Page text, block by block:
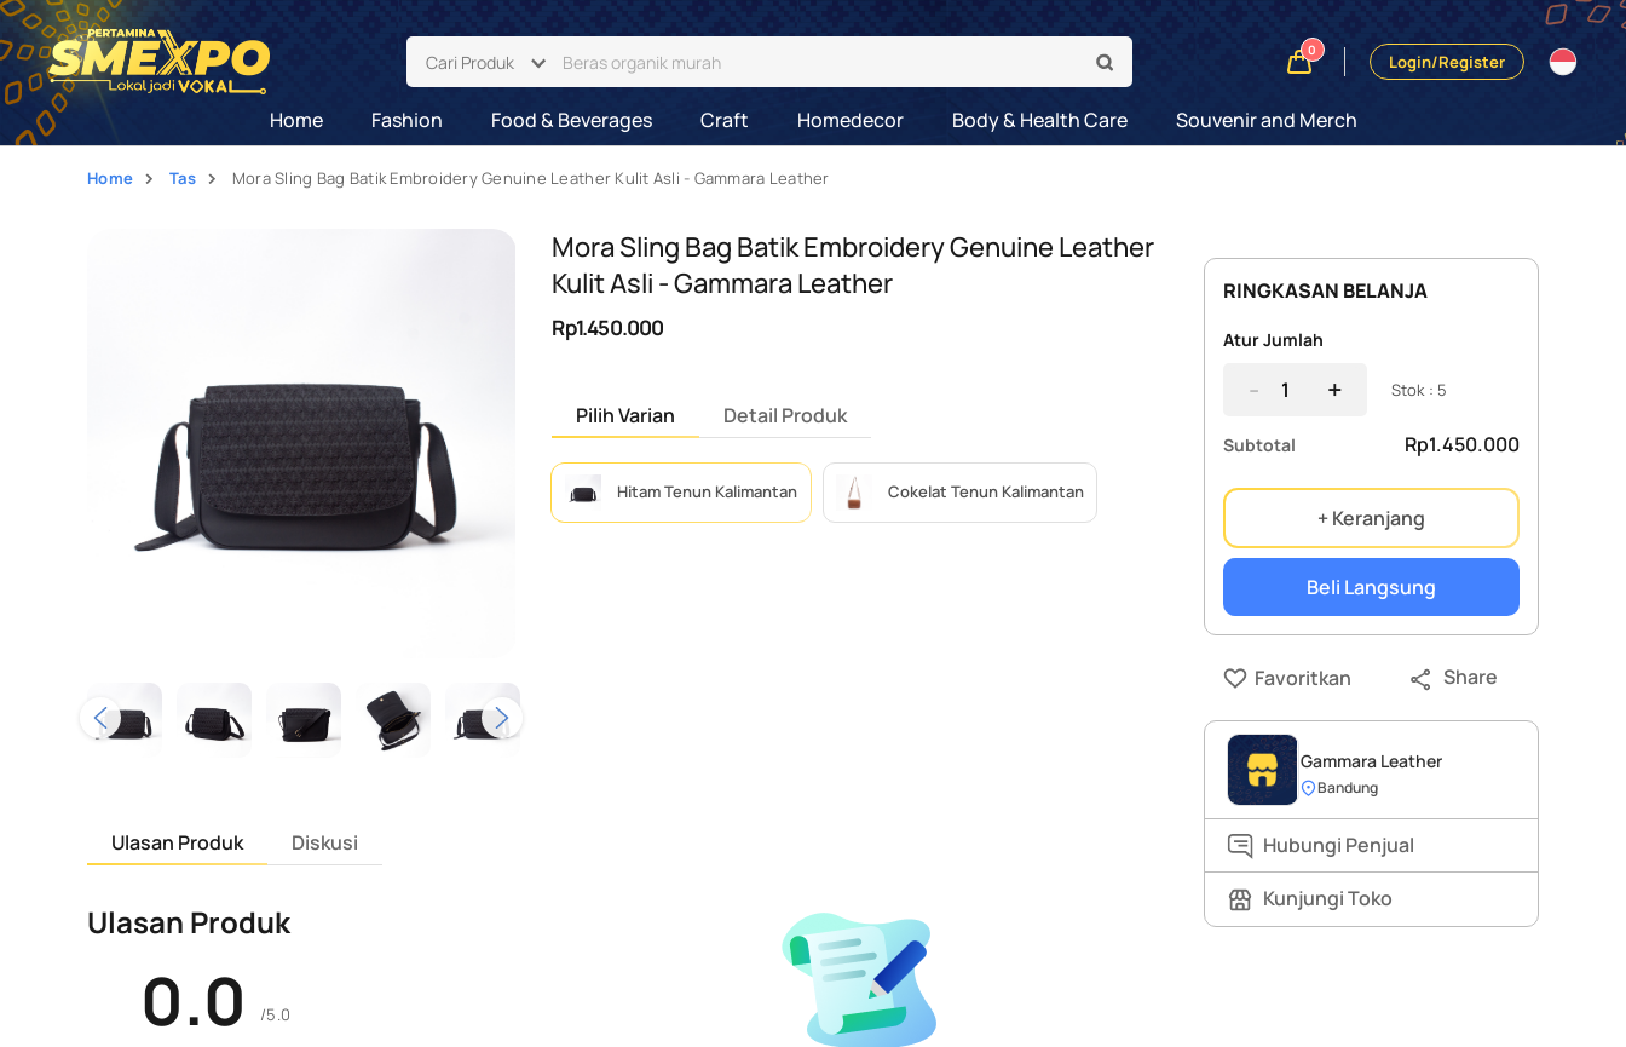
Cari Produk
0
Login/Register
Home Fashion Food & Beverages Craft Homedecor Body & Health Care Souvenir and Merch
Home Tas Mora Sling Bag Batik Embroidery Genuine Leather Kulit Asli - Gammara Leather
Mora Sling Bag Batik Embroidery Genuine Leather
Kulit Asli - Gammara Leather
Rp1.450.000
Pilih Varian Detail Produk
Hitam Tenun Kalimantan Cokelat Tenun Kalimantan
Ulasan Produk Diskusi
Ulasan Produk
0.0 /5.0
RINGKASAN BELANJA
Atur Jumlah
- + Stok : 5
Subtotal Rp1.450.000
+ Keranjang
Beli Langsung
Favoritkan Share
Gammara Leather
Bandung
Hubungi Penjual
Kunjungi Toko